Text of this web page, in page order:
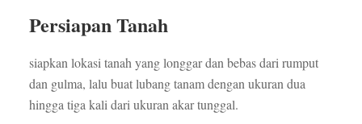
Persiapan Tanah
siapkan lokasi tanah yang longgar dan bebas dari rumput
dan gulma, lalu buat lubang tanam dengan ukuran dua
hingga tiga kali dari ukuran akar tunggal.